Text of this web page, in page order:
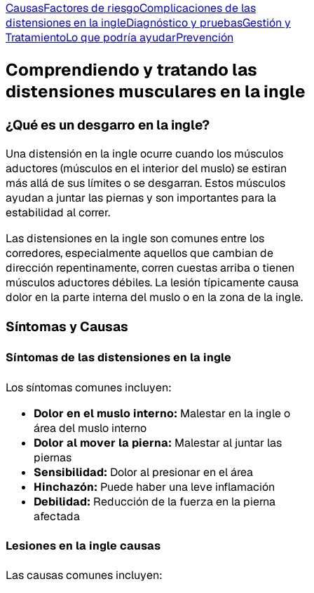
CausasFactores de riesgoComplicaciones de las
distensiones en la ingleDiagnóstico y pruebasGestión y
TratamientoLo que podría ayudarPrevención
Comprendiendo y tratando las
distensiones musculares en la ingle
¿Qué es un desgarro en la ingle?
Una distensión en la ingle ocurre cuando los músculos
aductores (músculos en el interior del muslo) se estiran
más allá de sus límites o se desgarran. Estos músculos
ayudan a juntar las piernas y son importantes para la
estabilidad al correr.
Las distensiones en la ingle son comunes entre los
corredores, especialmente aquellos que cambian de
dirección repentinamente, corren cuestas arriba o tienen
músculos aductores débiles. La lesión típicamente causa
dolor en la parte interna del muslo o en la zona de la ingle.
Síntomas y Causas
Síntomas de las distensiones en la ingle
Los síntomas comunes incluyen:
Dolor en el muslo interno: Malestar en la ingle o
área del muslo interno
Dolor al mover la pierna: Malestar al juntar las
piernas
Sensibilidad: Dolor al presionar en el área
Hinchazón: Puede haber una leve inflamación
Debilidad: Reducción de la fuerza en la pierna
afectada
Lesiones en la ingle causas
Las causas comunes incluyen: